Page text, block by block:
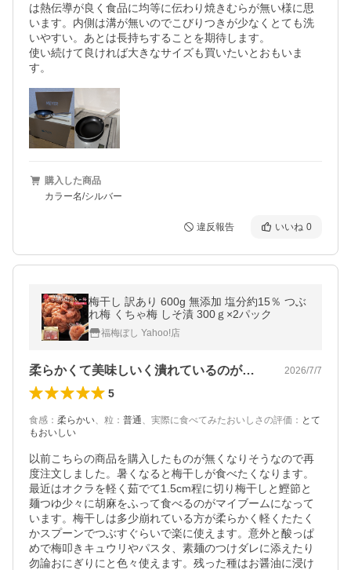
は熱伝導が良く食品に均等に伝わり焼きむらが無い様に思
います。内側は溝が無いのでこびりつきが少なくとても洗
いやすい。あとは長持ちすることを期待します。
使い続けて良ければ大きなサイズも買いたいとおもいま
す。
購入した商品
カラー名/シルバー
違反報告 いいね 0
梅干し 訳あり 600g 無添加 塩分約15％ つぶ
れ梅 くちゃ梅 しそ漬 300ｇ×2パック
福梅ぼし Yahoo!店
柔らかくて美味しいく潰れているのが便利！ 2026/7/7
5
食感 ： 柔らかい、 粒 ： 普通、 実際に食べてみたおいしさの評価 ： とて
もおいしい
以前こちらの商品を購入したものが無くなりそうなので再
度注文しました。暑くなると梅干しが食べたくなります。
最近はオクラを軽く茹でて1.5cm程に切り梅干しと鰹節と
麺つゆ少々に胡麻をふって食べるのがマイブームになって
います。梅干しは多少崩れている方が柔らかく軽くたたく
かスプーンでつぶすぐらいで楽に使えます。意外と酸っぱ
めで梅叩きキュウリやパスタ、素麺のつけダレに添えたり
勿論おにぎりにと色々使えます。残った種はお醤油に浸け